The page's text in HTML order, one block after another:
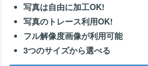
写真は自由に加工OK!
写真のトレース利用OK!
フル解像度画像が利用可能
3つのサイズから選べる